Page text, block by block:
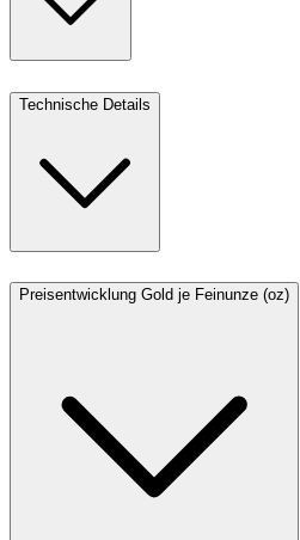
Technische Details
Preisentwicklung Gold je Feinunze (oz)